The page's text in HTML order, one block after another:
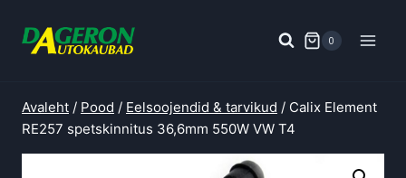
0
Avaleht / Pood / Eelsoojendid & tarvikud / Calix Element
RE257 spetskinnitus 36,6mm 550W VW T4